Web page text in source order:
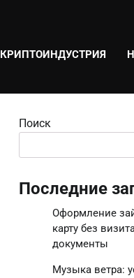
КРИПТОИНДУСТРИЯ
Поиск
Последние
Оформление
карту без
документы
Музыка ветра: